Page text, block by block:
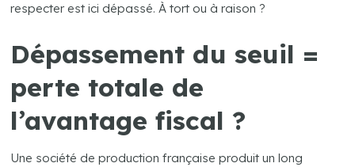
respecter est ici dépassé. À tort ou à raison ?
Dépassement du seuil =
perte totale de
l’avantage fiscal ?
Une société de production française produit un long